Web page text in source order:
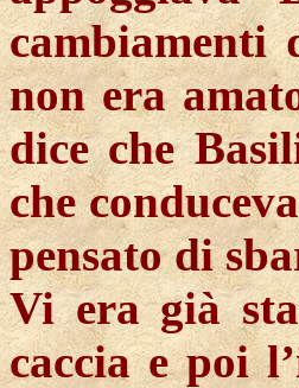
cambiamenti
non era
dice che
che
pensato di
Vi era già
caccia e poi